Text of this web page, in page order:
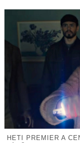
HETI PREMIER A